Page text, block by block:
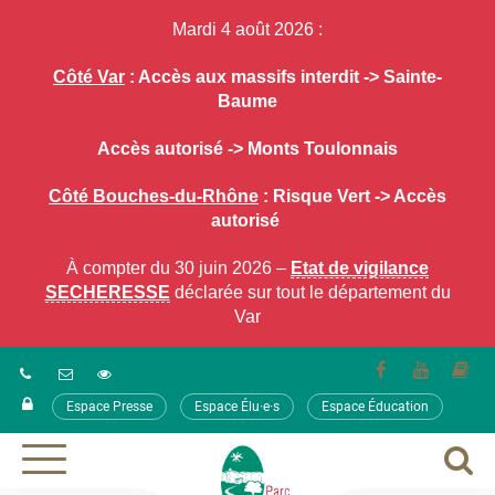
Mardi 4 août 2026 :
Côté Var : Accès aux massifs interdit -> Sainte-
Baume
Accès autorisé -> Monts Toulonnais
Côté Bouches-du-Rhône : Risque Vert -> Accès
autorisé
À compter du 30 juin 2026 – Etat de vigilance
SECHERESSE déclarée sur tout le département du
Var
Lien
le
Facebook
Lien
la
Youtube
Espace Presse Espace Élu·e·s Espace Éducation
Aller
à